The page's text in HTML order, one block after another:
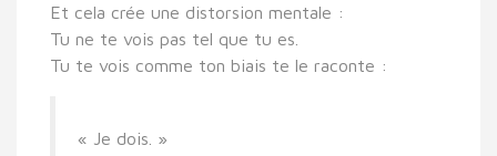
Et cela crée une distorsion mentale :
Tu ne te vois pas tel que tu es.
Tu te vois comme ton biais te le raconte :
« Je dois. »